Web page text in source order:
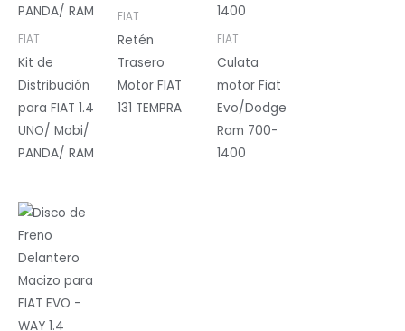
FIAT
Kit de
Distribución
para FIAT 1.4
UNO/ Mobi/
PANDA/ RAM
FIAT
Retén
Trasero
Motor FIAT
131 TEMPRA
FIAT
Culata
motor Fiat
Evo/Dodge
Ram 700-
1400